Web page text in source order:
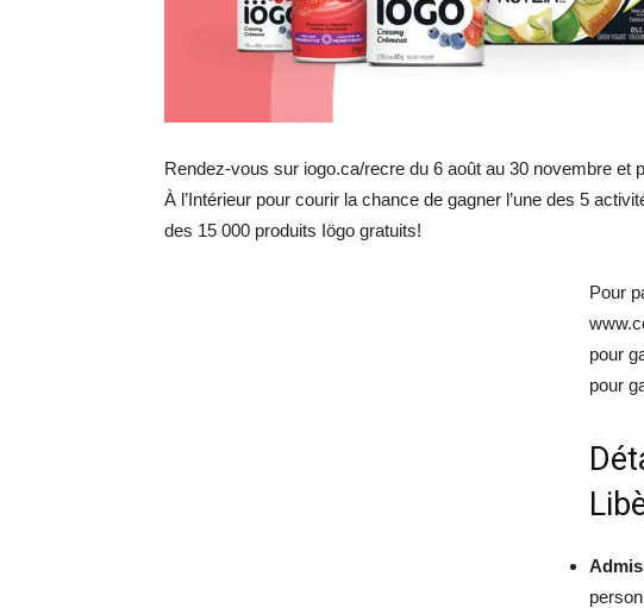
Rendez-vous sur iogo.ca/recre du 6 août au 30 novembre et
À l’Intérieur pour courir la chance de gagner l’une des 5
des 15 000 produits Iögo gratuits!
Pour
pour
pour